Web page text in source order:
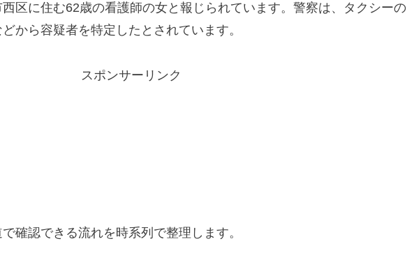
区に住む62歳の看護師の女と報じられています。警察は、タクシーの
から容疑者を特定したとされています。
スポンサーリンク
確認できる流れを時系列で整理します。